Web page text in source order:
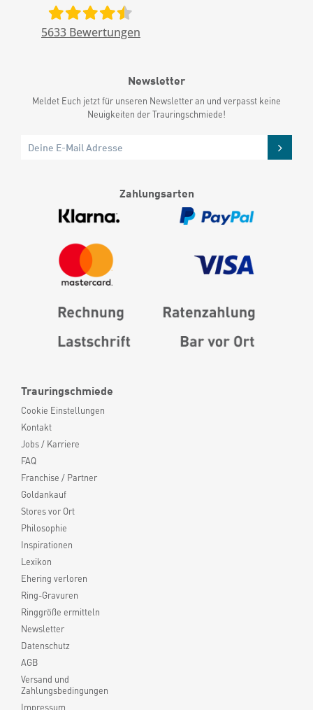
Trauringschmiede
Cookie Einstellungen
Kontakt
Jobs / Karriere
FAQ
Franchise / Partner
Goldankauf
Stores vor Ort
Philosophie
Inspirationen
Lexikon
Ehering verloren
Ring-Gravuren
Ringgröße ermitteln
Newsletter
Datenschutz
AGB
Versand und
Zahlungsbedingungen
Impressum
5633 Bewertungen
Newsletter
Meldet Euch jetzt für unseren Newsletter an und verpasst keine
Neuigkeiten der Trauringschmiede!
Zahlungsarten